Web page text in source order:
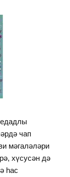
чап
мəгалəлəри
хүсусəн дə
һас